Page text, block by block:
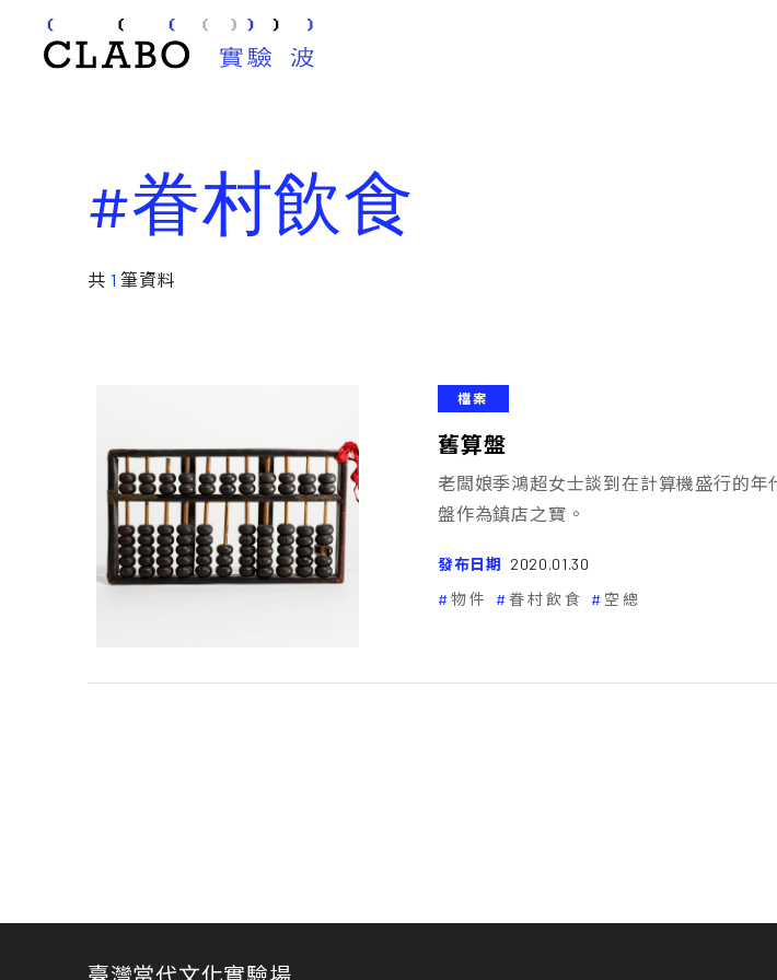
#眷村飲食
共 1筆資料
檔案
舊算盤
老闆娘季鴻超女士談到在計算機盛行的
盤作為鎮店之寶。
發布日期 2020.01.30
物件
眷村飲食 空總
臺灣當代文化實驗場